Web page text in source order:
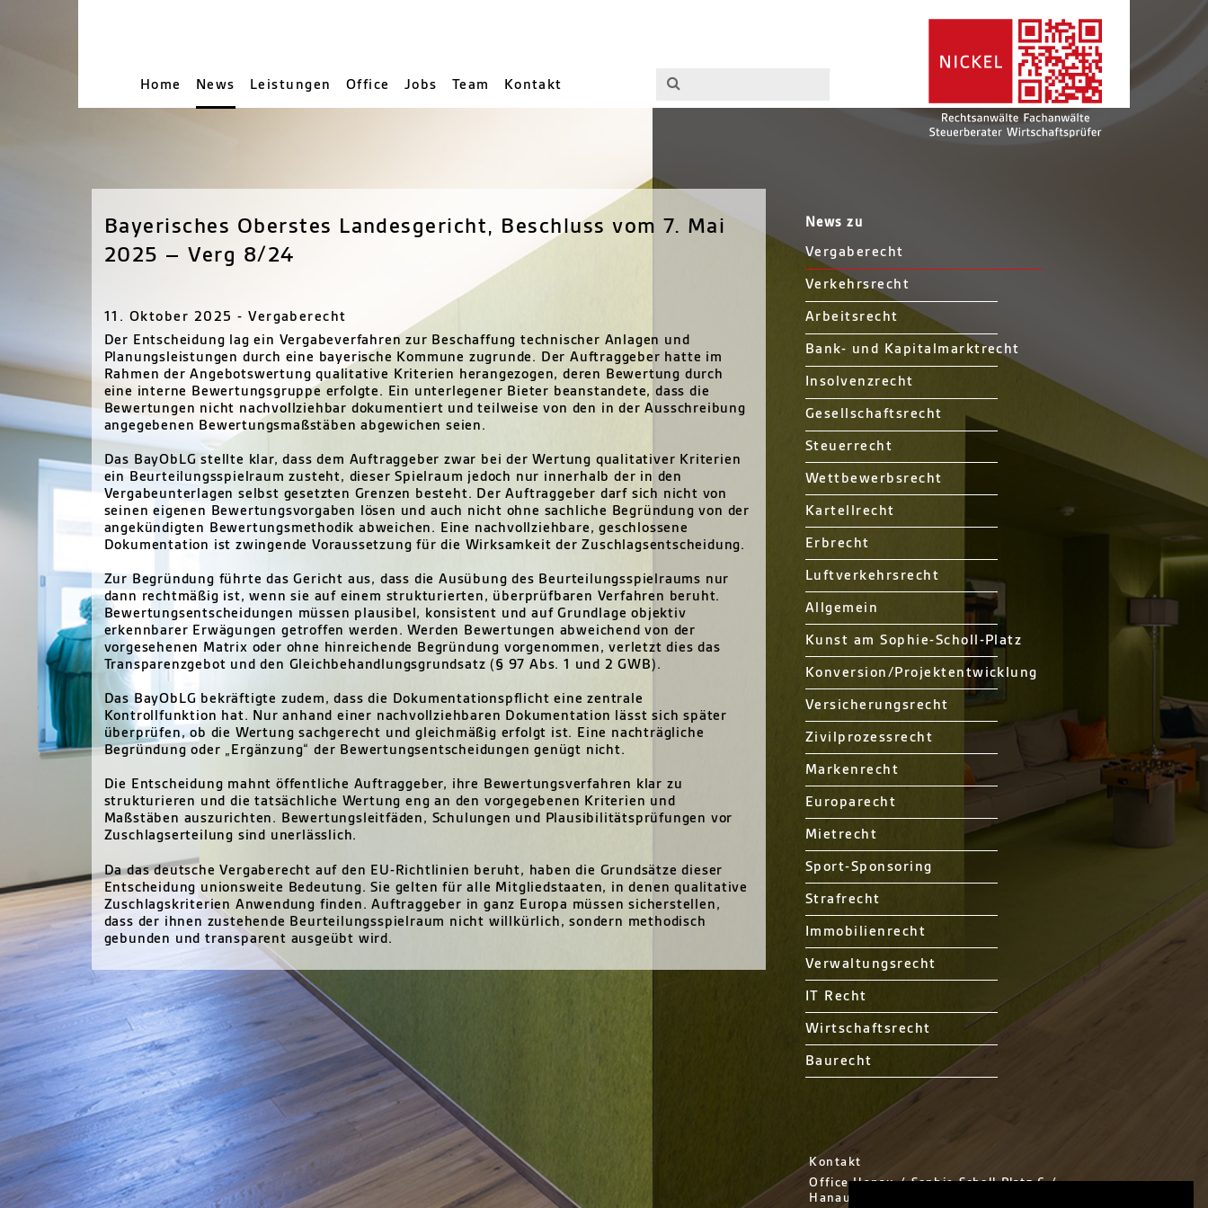
Home News Leistungen Office Jobs Team Kontakt
Bayerisches Oberstes Landesgericht, Beschluss vom 7. Mai
2025 – Verg 8/24
11. Oktober 2025 - Vergaberecht
Der Entscheidung lag ein Vergabeverfahren zur Beschaffung technischer Anlagen und
Planungsleistungen durch eine bayerische Kommune zugrunde. Der Auftraggeber hatte im
Rahmen der Angebotswertung qualitative Kriterien herangezogen, deren Bewertung durch
eine interne Bewertungsgruppe erfolgte. Ein unterlegener Bieter beanstandete, dass die
Bewertungen nicht nachvollziehbar dokumentiert und teilweise von den in der Ausschreibung
angegebenen Bewertungsmaßstäben abgewichen seien.
Das BayObLG stellte klar, dass dem Auftraggeber zwar bei der Wertung qualitativer Kriterien
ein Beurteilungsspielraum zusteht, dieser Spielraum jedoch nur innerhalb der in den
Vergabeunterlagen selbst gesetzten Grenzen besteht. Der Auftraggeber darf sich nicht von
seinen eigenen Bewertungsvorgaben lösen und auch nicht ohne sachliche Begründung von der
angekündigten Bewertungsmethodik abweichen. Eine nachvollziehbare, geschlossene
Dokumentation ist zwingende Voraussetzung für die Wirksamkeit der Zuschlagsentscheidung.
Zur Begründung führte das Gericht aus, dass die Ausübung des Beurteilungsspielraums nur
dann rechtmäßig ist, wenn sie auf einem strukturierten, überprüfbaren Verfahren beruht.
Bewertungsentscheidungen müssen plausibel, konsistent und auf Grundlage objektiv
erkennbarer Erwägungen getroffen werden. Werden Bewertungen abweichend von der
vorgesehenen Matrix oder ohne hinreichende Begründung vorgenommen, verletzt dies das
Transparenzgebot und den Gleichbehandlungsgrundsatz (§ 97 Abs. 1 und 2 GWB).
Das BayObLG bekräftigte zudem, dass die Dokumentationspflicht eine zentrale
Kontrollfunktion hat. Nur anhand einer nachvollziehbaren Dokumentation lässt sich später
überprüfen, ob die Wertung sachgerecht und gleichmäßig erfolgt ist. Eine nachträgliche
Begründung oder „Ergänzung“ der Bewertungsentscheidungen genügt nicht.
Die Entscheidung mahnt öffentliche Auftraggeber, ihre Bewertungsverfahren klar zu
strukturieren und die tatsächliche Wertung eng an den vorgegebenen Kriterien und
Maßstäben auszurichten. Bewertungsleitfäden, Schulungen und Plausibilitätsprüfungen vor
Zuschlagserteilung sind unerlässlich.
Da das deutsche Vergaberecht auf den EU-Richtlinien beruht, haben die Grundsätze dieser
Entscheidung unionsweite Bedeutung. Sie gelten für alle Mitgliedstaaten, in denen qualitative
Zuschlagskriterien Anwendung finden. Auftraggeber in ganz Europa müssen sicherstellen,
dass der ihnen zustehende Beurteilungsspielraum nicht willkürlich, sondern methodisch
gebunden und transparent ausgeübt wird.
News zu
Vergaberecht
Verkehrsrecht
Arbeitsrecht
Bank- und Kapitalmarktrecht
Insolvenzrecht
Gesellschaftsrecht
Steuerrecht
Wettbewerbsrecht
Kartellrecht
Erbrecht
Luftverkehrsrecht
Allgemein
Kunst am Sophie-Scholl-Platz
Konversion/Projektentwicklung
Versicherungsrecht
Zivilprozessrecht
Markenrecht
Europarecht
Mietrecht
Sport-Sponsoring
Strafrecht
Immobilienrecht
Verwaltungsrecht
IT Recht
Wirtschaftsrecht
Baurecht
Kontakt
Office Hanau / Sophie Scholl Platz 6 /
Hanau